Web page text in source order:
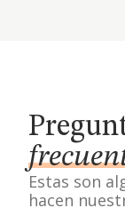
Estas son
hacen